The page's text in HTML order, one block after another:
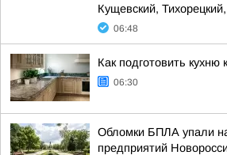
Кущевский,
06:48
Как подготовить кухню
06:30
Обломки БПЛА упали
предприятий